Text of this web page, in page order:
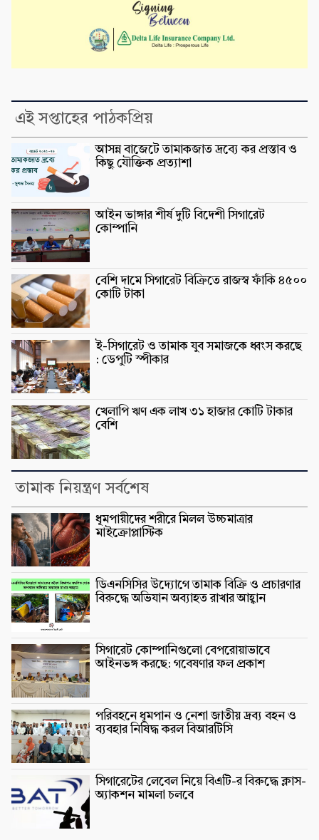
এই সপ্তাহের পাঠকপ্রিয়
আসন্ন বাজেটে তামাকজাত দ্রব্যে কর প্রস্তাব ও
কিছু যৌক্তিক প্রত্যাশা
আইন ভাঙ্গার শীর্ষ দুটি বিদেশী সিগারেট
কোম্পানি
বেশি দামে সিগারেট বিক্রিতে রাজস্ব ফাঁকি ৪৫০০
কোটি টাকা
ই-সিগারেট ও তামাক যুব সমাজকে ধ্বংস করছে
: ডেপুটি স্পীকার
খেলাপি ঋণ এক লাখ ৩১ হাজার কোটি টাকার
বেশি
তামাক নিয়ন্ত্রণ সর্বশেষ
ধূমপায়ীদের শরীরে মিলল উচ্চমাত্রার
মাইক্রোপ্লাস্টিক
ডিএনসিসির উদ্যোগে তামাক বিক্রি ও প্রচারণার
বিরুদ্ধে অভিযান অব্যাহত রাখার আহ্বান
সিগারেট কোম্পানিগুলো বেপরোয়াভাবে
আইনভঙ্গ করছে: গবেষণার ফল প্রকাশ
পরিবহনে ধূমপান ও নেশা জাতীয় দ্রব্য বহন ও
ব্যবহার নিষিদ্ধ করল বিআরটিসি
সিগারেটের লেবেল নিয়ে বিএটি-র বিরুদ্ধে ক্লাস-
অ্যাকশন মামলা চলবে